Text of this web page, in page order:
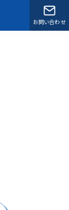
お問い合わせ